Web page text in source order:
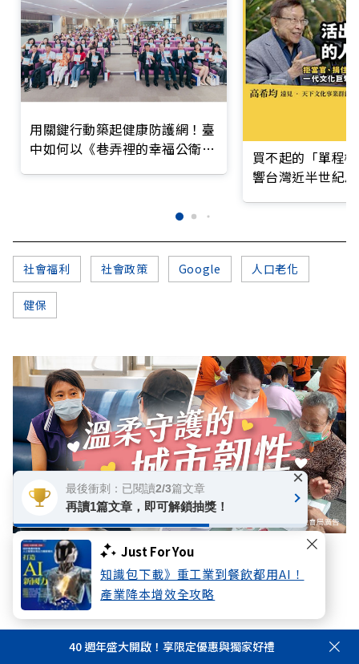
Just For You
知識包下載》重工業到餐飲都用AI！
產業降本增效全攻略
用關鍵行動築起健康防護網！臺
中如何以《巷弄裡的幸福公衛》
買不起的「單程
響台灣近半世紀
社會福利 社會政策 Google 人口老化
健保
數位專題
堅韌守護，溫柔同行：織就的城市防護網
你可能感興趣40 週年盛大開啟！享限定優惠與獨家好禮
最後衝刺：已閱讀2/3篇文章
再讀1篇文章，即可解鎖抽獎！
×